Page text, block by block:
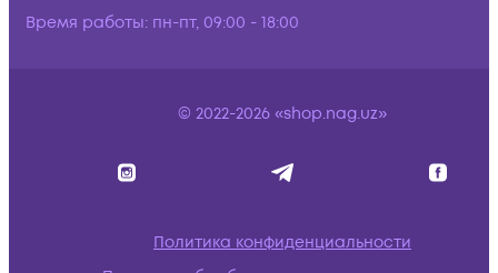
Время работы: пн-пт, 09:00 - 18:00
© 2022-2026 «shop.nag.uz»
Политика конфиденциальности